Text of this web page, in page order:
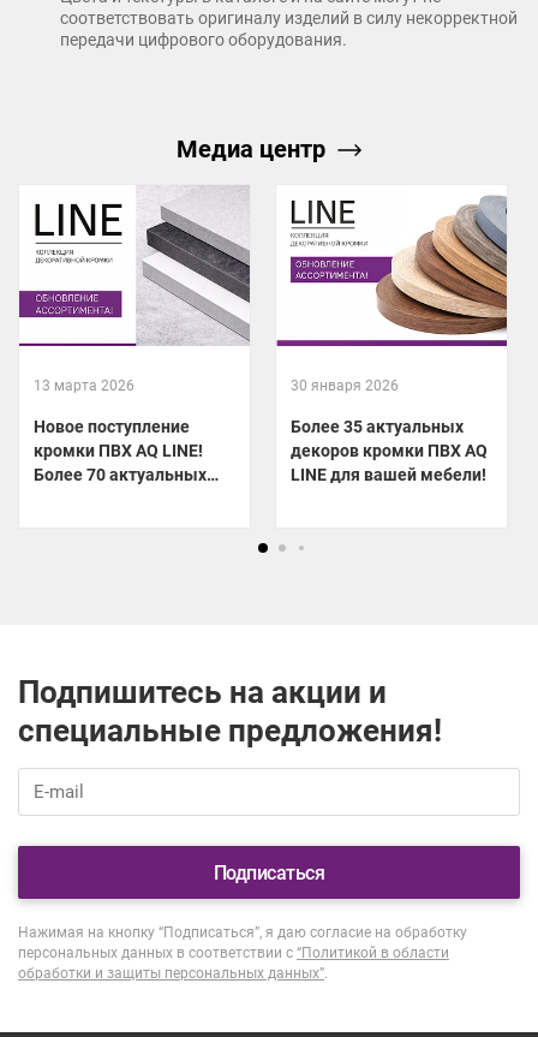
соответствовать оригиналу изделий в силу некорректной
передачи цифрового оборудования.
Медиа центр
13 марта 2026
Новое поступление
кромки ПВХ AQ LINE!
Более 70 актуальных
30 января 2026
Более 35 актуальных
декоров кромки ПВХ AQ
LINE для вашей мебели!
Подпишитесь на акции и
специальные предложения!
Подписаться
Нажимая на кнопку “Подписаться”, я даю согласие на обработку
персональных данных в соответствии с “Политикой в области
обработки и защиты персональных данных”.